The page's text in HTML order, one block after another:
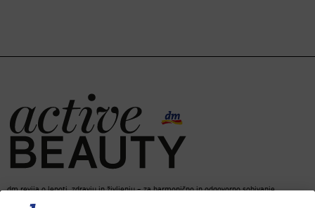
dm revija o lepoti, zdravju in življenju – za harmonično in odgovorno sobivanje.